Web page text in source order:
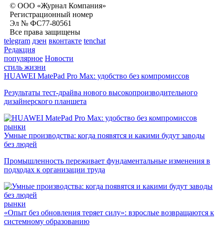
© ООО «Журнал Компания»
Регистрационный номер
Эл № ФС77-80561
Все права защищены
telegram дзен вконтакте tenchat
Редакция
популярное Новости
стиль жизни
HUAWEI MatePad Pro Max: удобство без компромиссов
Результаты тест-драйва нового высокопроизводительного
дизайнерского планшета
рынки
Умные производства: когда появятся и какими будут заводы
без людей
Промышленность переживает фундаментальные изменения в
подходах к организации труда
рынки
«Опыт без обновления теряет силу»: взрослые возвращаются к
системному образованию